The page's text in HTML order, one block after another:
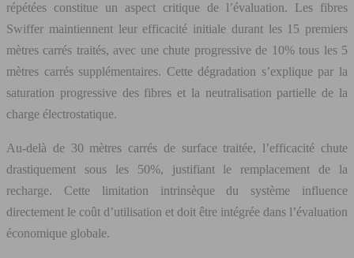
répétées constitue un aspect critique de l’évaluation. Les fibres
Swiffer maintiennent leur efficacité initiale durant les 15 premiers
mètres carrés traités, avec une chute progressive de 10% tous les 5
mètres carrés supplémentaires. Cette dégradation s’explique par la
saturation progressive des fibres et la neutralisation partielle de la
charge électrostatique.
Au-delà de 30 mètres carrés de surface traitée, l’efficacité chute
drastiquement sous les 50%, justifiant le remplacement de la
recharge. Cette limitation intrinsèque du système influence
directement le coût d’utilisation et doit être intégrée dans l’évaluation
économique globale.